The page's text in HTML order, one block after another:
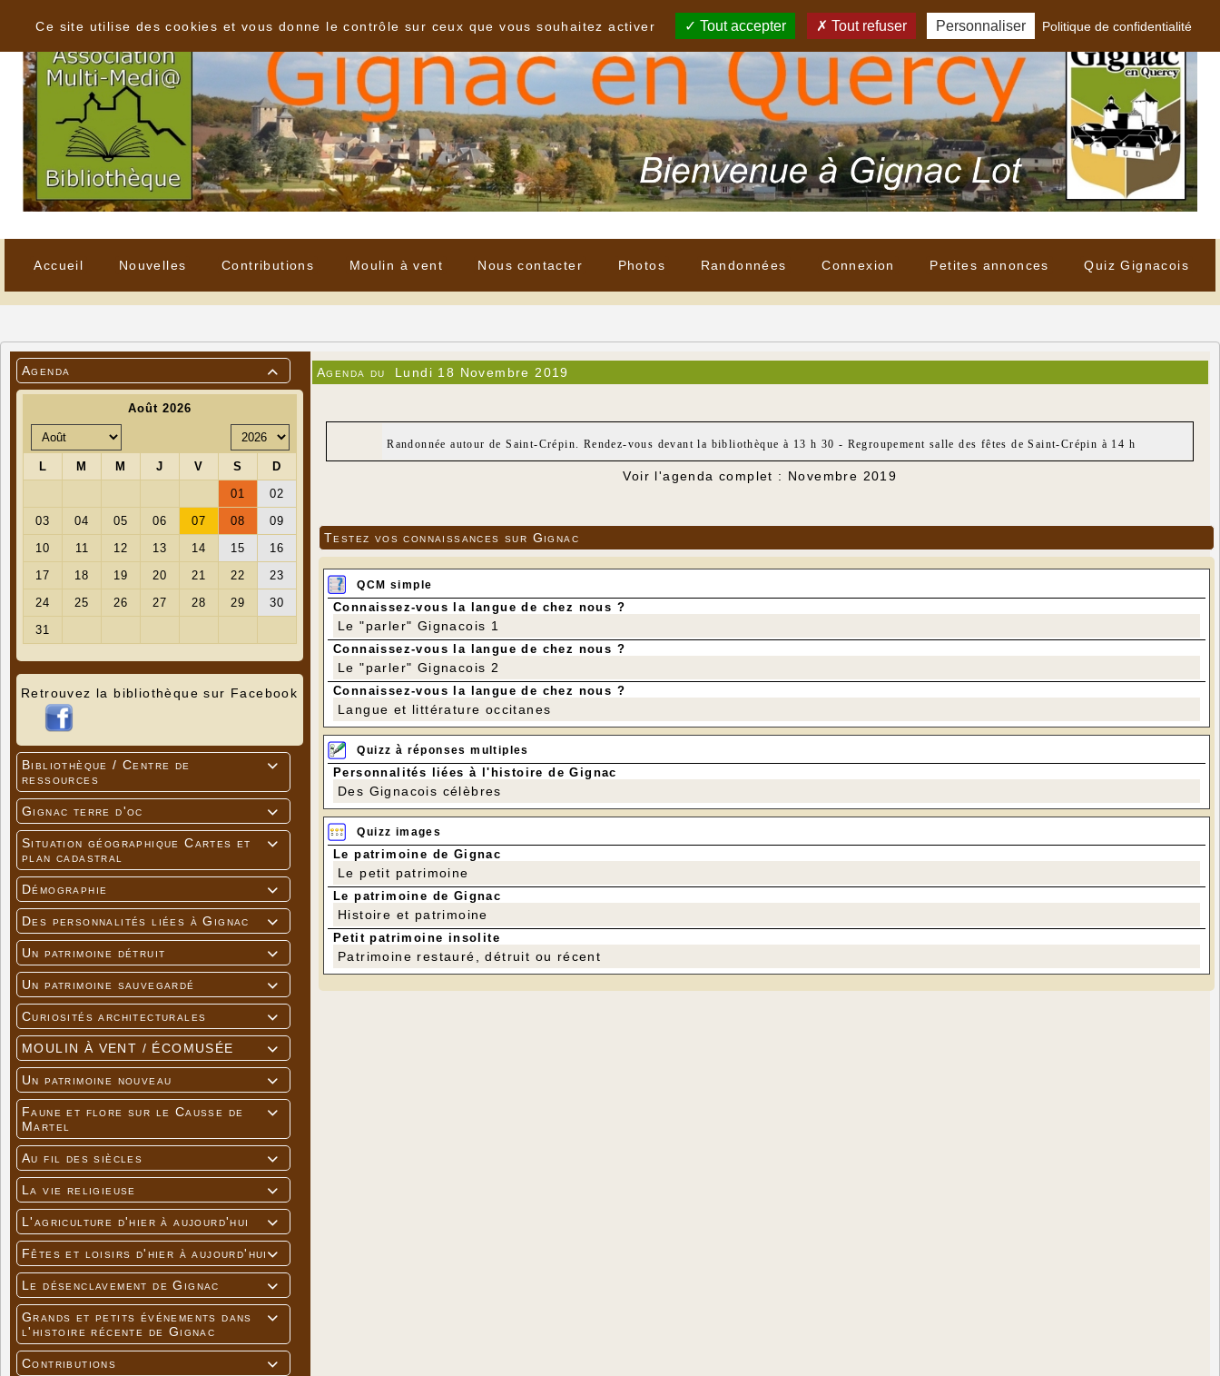
Accueil Nouvelles Contributions Moulin à vent Nous contacter Photos Randonnées Connexion Petites annonces Quiz Gignacois

Agenda
Retrouvez la bibliothèque sur Facebook

Bibliothèque / Centre de
ressources

Gignac terre d'oc

Situation géographique Cartes et
plan cadastral

Démographie

Des personnalités liées à Gignac

Un patrimoine détruit

Un patrimoine sauvegardé

Curiosités architecturales

MOULIN À VENT / ÉCOMUSÉE

Un patrimoine nouveau

Faune et flore sur le Causse de
Martel

Au fil des siècles

La vie religieuse

L'agriculture d'hier à aujourd'hui

Fêtes et loisirs d'hier à aujourd'hui

Le désenclavement de Gignac

Grands et petits événements dans
l'histoire récente de Gignac

Contributions
Agenda du Lundi 18 Novembre 2019
Randonnée autour de Saint-Crépin. Rendez-vous devant la bibliothèque à 13 h 30 - Regroupement salle des fêtes de Saint-Crépin à 14 h
Voir l'agenda complet : Novembre 2019
Testez vos connaissances sur Gignac
QCM simple
Connaissez-vous la langue de chez nous ?
Le "parler" Gignacois 1
Connaissez-vous la langue de chez nous ?
Le "parler" Gignacois 2
Connaissez-vous la langue de chez nous ?
Langue et littérature occitanes
Quizz à réponses multiples
Personnalités liées à l'histoire de Gignac
Des Gignacois célèbres
Quizz images
Le patrimoine de Gignac
Le petit patrimoine
Le patrimoine de Gignac
Histoire et patrimoine
Petit patrimoine insolite
Patrimoine restauré, détruit ou récent
Ce site utilise des cookies et vous donne le contrôle sur ceux que vous souhaitez activer
Tout accepter Tout refuser Personnaliser Politique de confidentialité